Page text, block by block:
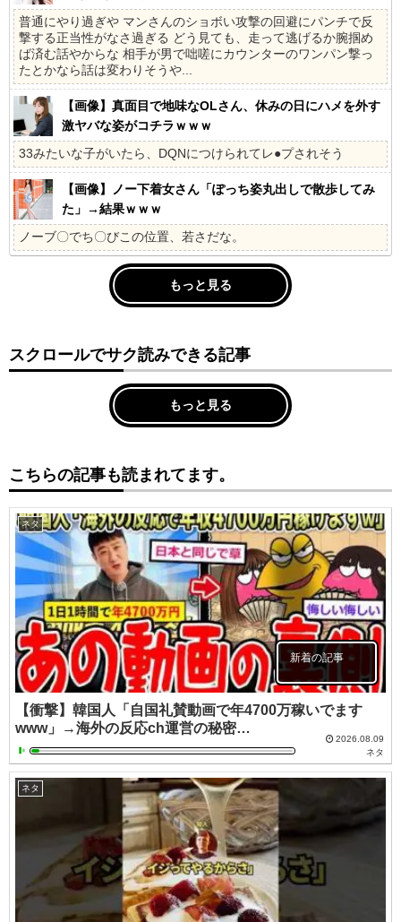
普通にやり過ぎや マンさんのショボい攻撃の回避にパンチで反
撃する正当性がなさ過ぎる どう見ても、走って逃げるか腕掴め
ば済む話やからな 相手が男で咄嗟にカウンターのワンパン撃っ
たとかなら話は変わりそうや...
【画像】真面目で地味なOLさん、休みの日にハメを外す
激ヤバな姿がコチラｗｗｗ
33みたいな子がいたら、DQNにつけられてレ●プされそう
【画像】ノー下着女さん「ぽっち姿丸出しで散歩してみ
た」→結果ｗｗｗ
ノーブ〇でち〇びこの位置、若さだな。
もっと見る
スクロールでサク読みできる記事
もっと見る
こちらの記事も読まれてます。
ネタ
新着の記事
【衝撃】韓国人「自国礼賛動画で年4700万稼いでます
www」→海外の反応ch運営の秘密…
2026.08.09
ネタ
ネタ